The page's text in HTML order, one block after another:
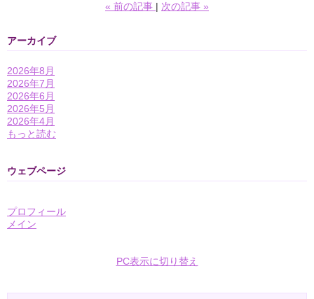
« 前の記事 次の記事 »
アーカイブ
2026年8月
2026年7月
2026年6月
2026年5月
2026年4月
もっと読む
ウェブページ
プロフィール
メイン
PC表示に切り替え